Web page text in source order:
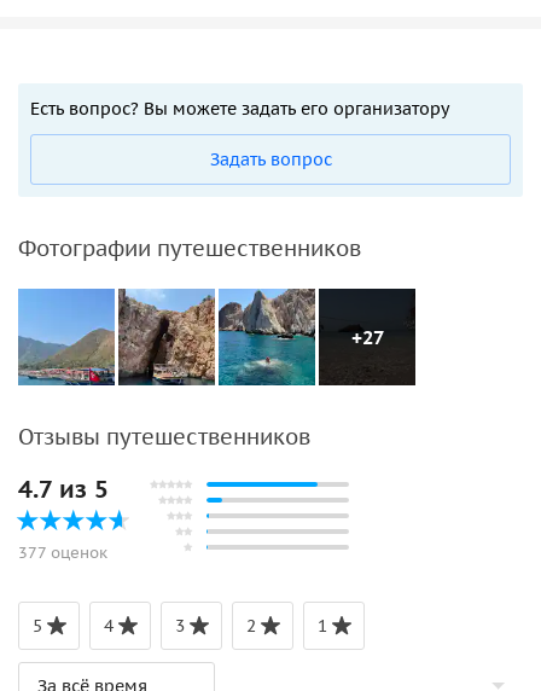
Есть вопрос? Вы можете задать его организатору
Задать вопрос
Фотографии путешественников
+27
Отзывы путешественников
4.7 из 5
377 оценок
5 4 3 2 1